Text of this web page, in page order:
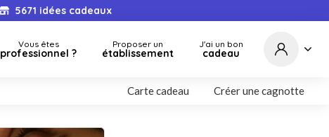
5671 idées cadeaux
Vous êtes
professionnel ?
Proposer un
établissement
J'ai un bon
cadeau
Carte cadeau Créer une cagnotte